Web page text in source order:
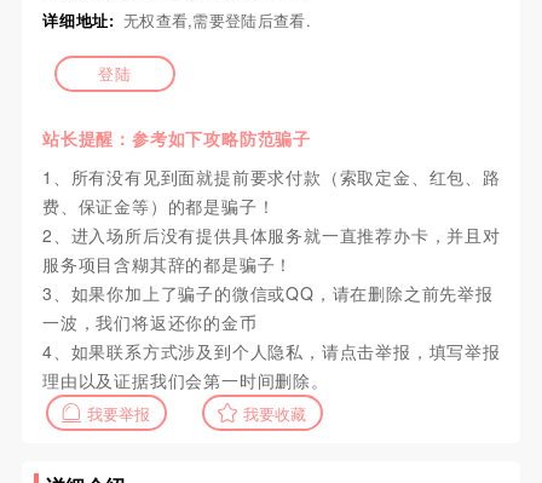
详细地址: 无权查看,需要登陆后查看.
登陆
站长提醒：参考如下攻略防范骗子
1、所有没有见到面就提前要求付款（索取定金、红包、路
费、保证金等）的都是骗子！
2、进入场所后没有提供具体服务就一直推荐办卡，并且对
服务项目含糊其辞的都是骗子！
3、如果你加上了骗子的微信或QQ，请在删除之前先举报
一波，我们将返还你的金币
4、如果联系方式涉及到个人隐私，请点击举报，填写举报
理由以及证据我们会第一时间删除。
我要举报 我要收藏